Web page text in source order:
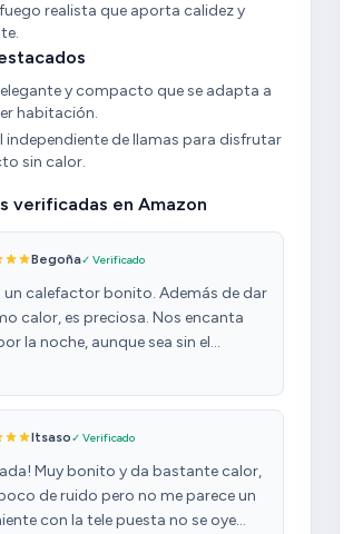
realista que aporta calidez y
y compacto que se adapta a
habitación.
independiente de llamas para disfrutar
sin calor.
verificadas en Amazon
Begoña✓ Verificado
un calefactor bonito. Además de dar
calor, es preciosa. Nos encanta
la noche, aunque sea sin el
funcionando, porque las luces son
de verdad. Da ambiente acogedor.
Itsaso✓ Verificado
Muy bonito y da bastante calor,
de ruido pero no me parece un
con la tele puesta no se oye